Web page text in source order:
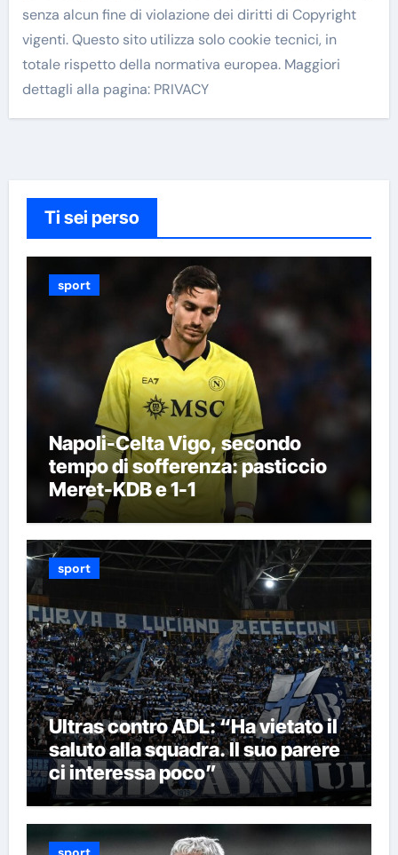
senza alcun fine di violazione dei diritti di Copyright
vigenti. Questo sito utilizza solo cookie tecnici, in
totale rispetto della normativa europea. Maggiori
dettagli alla pagina: PRIVACY
Ti sei perso
sport
Napoli-Celta Vigo, secondo
tempo di sofferenza: pasticcio
Meret-KDB e 1-1
sport
Ultras contro ADL: “Ha vietato il
saluto alla squadra. Il suo parere
ci interessa poco”